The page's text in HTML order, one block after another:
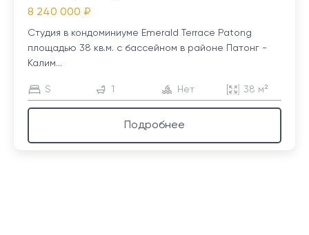
8 240 000 ₽
Студия в кондоминиуме Emerald Terrace Patong
площадью 38 кв.м. с бассейном в районе Патонг -
Калим...
S 1 Нет 38 м²
Подробнее